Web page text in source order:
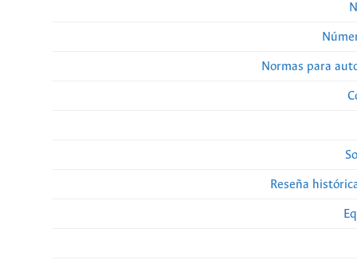
Normas para
Reseña